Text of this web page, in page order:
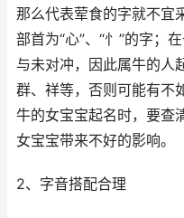
那么代表荤食的字就不宜
部首为“心”、“忄”的字；
与未对冲，因此属牛的人
群、祥等，否则可能有不
牛的女宝宝起名时，要查
女宝宝带来不好的影响。
2、字音搭配合理